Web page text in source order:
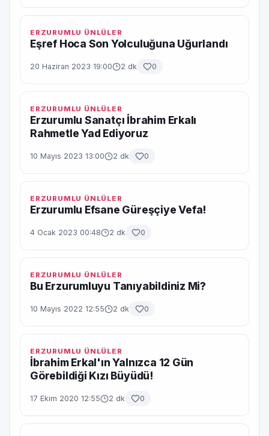
ERZURUMLU ÜNLÜLER
Eşref Hoca Son Yolculuğuna Uğurlandı
20 Haziran 2023 19:00 2 dk 0
ERZURUMLU ÜNLÜLER
Erzurumlu Sanatçı İbrahim Erkalı
Rahmetle Yad Ediyoruz
10 Mayıs 2023 13:00 2 dk 0
ERZURUMLU ÜNLÜLER
Erzurumlu Efsane Güreşçiye Vefa!
4 Ocak 2023 00:48 2 dk 0
ERZURUMLU ÜNLÜLER
Bu Erzurumluyu Tanıyabildiniz Mi?
10 Mayıs 2022 12:55 2 dk 0
ERZURUMLU ÜNLÜLER
İbrahim Erkal'ın Yalnızca 12 Gün
Görebildiği Kızı Büyüdü!
17 Ekim 2020 12:55 2 dk 0